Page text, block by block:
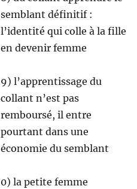
semblant définitif :
l’identité qui colle à la fille
en devenir femme
9) l’apprentissage du
collant n’est pas
remboursé, il entre
pourtant dans une
économie du semblant
0) la petite femme